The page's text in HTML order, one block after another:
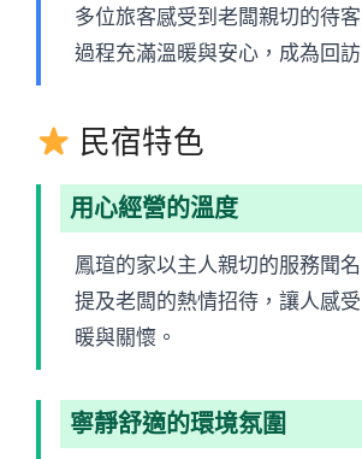
多位旅客感受到老闆親切的待
過程充滿溫暖與安心，成為回
民宿特色
用心經營的溫度
鳳瑄的家以主人親切的服務聞
提及老闆的熱情招待，讓人感
暖與關懷。
寧靜舒適的環境氛圍